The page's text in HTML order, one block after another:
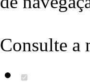
Consulte a